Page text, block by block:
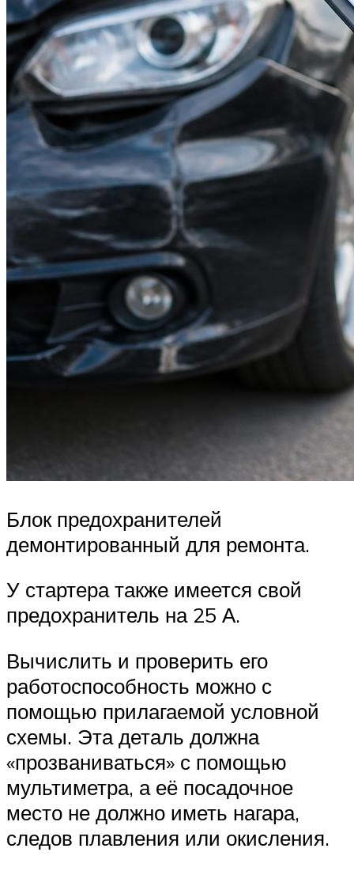
Блок предохранителей
демонтированный для ремонта.
У стартера также имеется свой
предохранитель на 25 А.
Вычислить и проверить его
работоспособность можно с
помощью прилагаемой условной
схемы. Эта деталь должна
«прозваниваться» с помощью
мультиметра, а её посадочное
место не должно иметь нагара,
следов плавления или окисления.